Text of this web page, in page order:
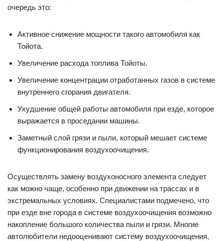
очередь это:
Активное снижение мощности такого автомобиля как
Тойота.
Увеличение расхода топлива Тойоты.
Увеличение концентрации отработанных газов в системе
внутреннего сгорания двигателя.
Ухудшение общей работы автомобиля при езде, которое
выражается в проседании машины.
Заметный слой грязи и пыли, который мешает системе
функционирования воздухоочищения.
Осуществлять замену воздухоносного элемента следует
как можно чаще, особенно при движении на трассах и в
экстремальных условиях. Специалистами подмечено, что
при езде вне города в системе воздухоочищения возможно
накопление большого количества пыли и грязи. Многие
автолюбители недооценивают систему воздухоочищения,